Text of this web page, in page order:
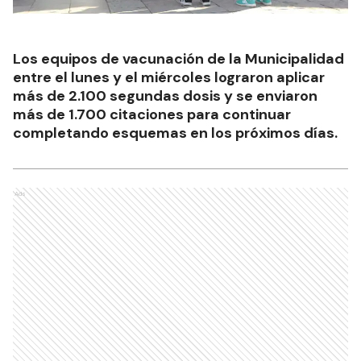
Los equipos de vacunación de la Municipalidad
entre el lunes y el miércoles lograron aplicar
más de 2.100 segundas dosis y se enviaron
más de 1.700 citaciones para continuar
completando esquemas en los próximos días.
Ads